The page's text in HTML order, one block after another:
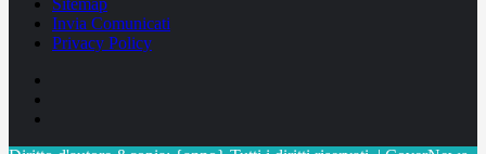
Sitemap
Invia Comunicati
Privacy Policy